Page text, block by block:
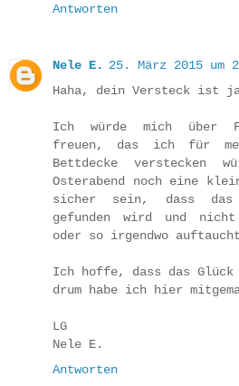
Antworten
Nele E. 25. März 2015 um
Haha, dein Versteck ist
Ich würde mich über
freuen, das ich für
Bettdecke verstecken
Osterabend noch eine
sicher sein, dass das
gefunden wird und
oder so irgendwo
Ich hoffe, dass das
drum habe ich hier
LG
Nele E.
Antworten